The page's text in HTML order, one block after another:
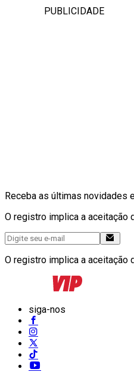
PUBLICIDADE
Receba as últimas novidades
O registro implica a aceitação
O registro implica a aceitação
siga-nos